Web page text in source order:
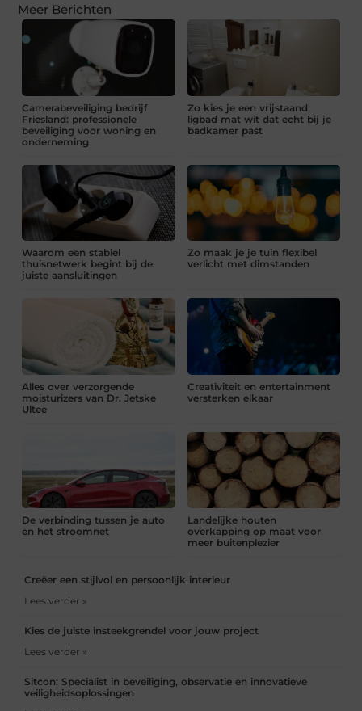
Meer Berichten
Camerabeveiliging bedrijf
Friesland: professionele
beveiliging voor woning en
onderneming
Zo kies je een vrijstaand
ligbad mat wit dat echt bij je
badkamer past
Waarom een stabiel
thuisnetwerk begint bij de
juiste aansluitingen
Zo maak je je tuin flexibel
verlicht met dimstanden
Alles over verzorgende
moisturizers van Dr. Jetske
Ultee
Creativiteit en entertainment
versterken elkaar
De verbinding tussen je auto
en het stroomnet
Landelijke houten
overkapping op maat voor
meer buitenplezier
Creëer een stijlvol en persoonlijk interieur
Lees verder »
Kies de juiste insteekgrendel voor jouw project
Lees verder »
Sitcon: Specialist in beveiliging, observatie en innovatieve
veiligheidsoplossingen